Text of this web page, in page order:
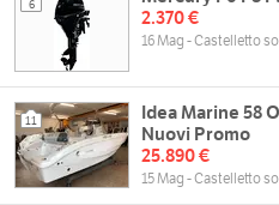
6
2.370 €
16 Mag - Castelletto
11
Idea Marine 58
Nuovi Promo
25.890 €
15 Mag - Castelletto